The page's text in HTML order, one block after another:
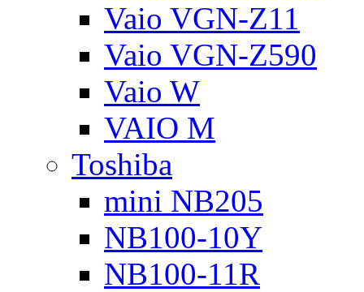
Vaio VGN-Z11
Vaio VGN-Z590
Vaio W
VAIO M
Toshiba
mini NB205
NB100-10Y
NB100-11R